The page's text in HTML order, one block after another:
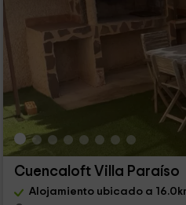
Cuencaloft Villa Paraíso
Alojamiento ubicado a